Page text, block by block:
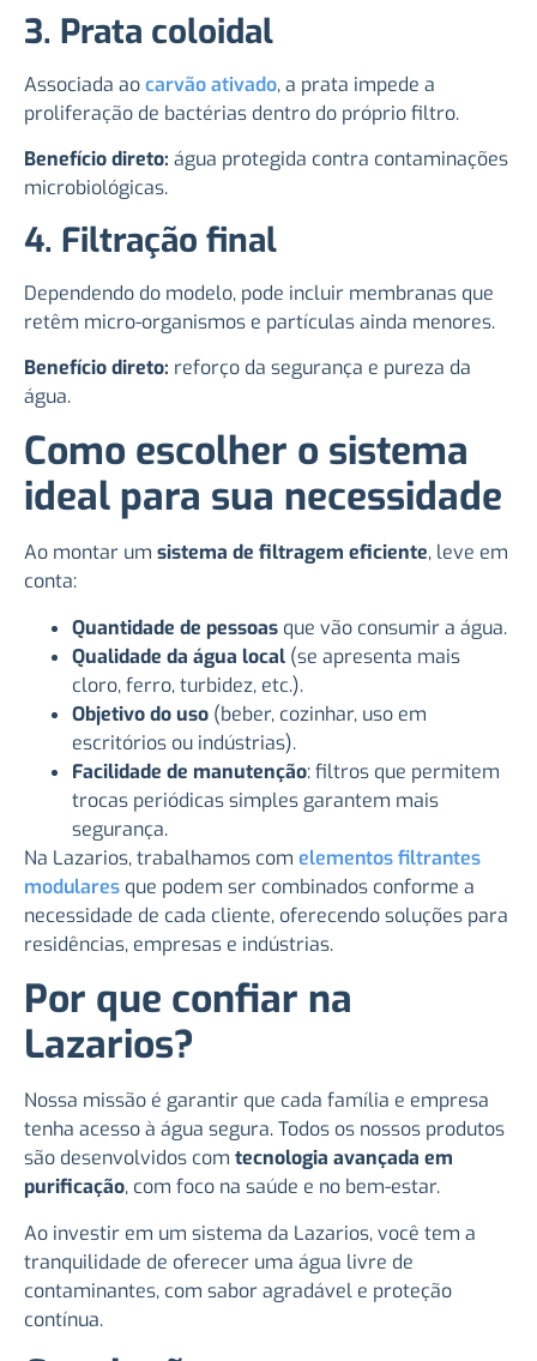
3. Prata coloidal
Associada aocarvão ativado, a prata impede a
proliferação de bactérias dentro do próprio filtro.
Benefício direto: água protegida contra contaminações
microbiológicas.
4. Filtração final
Dependendo do modelo, pode incluir membranas que
retêm micro-organismos e partículas ainda menores.
Benefício direto: reforço da segurança e pureza da
água.
Como escolher o sistema
ideal para sua necessidade
Ao montar um sistema de filtragem eficiente, leve em
conta:
Quantidade de pessoas que vão consumir a água.
Qualidade da água local (se apresenta mais
cloro, ferro, turbidez, etc.).
Objetivo do uso (beber, cozinhar, uso em
escritórios ou indústrias).
Facilidade de manutenção: filtros que permitem
trocas periódicas simples garantem mais
segurança.
Na Lazarios, trabalhamos com elementos filtrantes
modulares que podem ser combinados conforme a
necessidade de cada cliente, oferecendo soluções para
residências, empresas e indústrias.
Por que confiar na
Lazarios?
Nossa missão é garantir que cada família e empresa
tenha acesso à água segura. Todos os nossos produtos
são desenvolvidos com tecnologia avançada em
purificação, com foco na saúde e no bem-estar.
Ao investir em um sistema da Lazarios, você tem a
tranquilidade de oferecer uma água livre de
contaminantes, com sabor agradável e proteção
contínua.